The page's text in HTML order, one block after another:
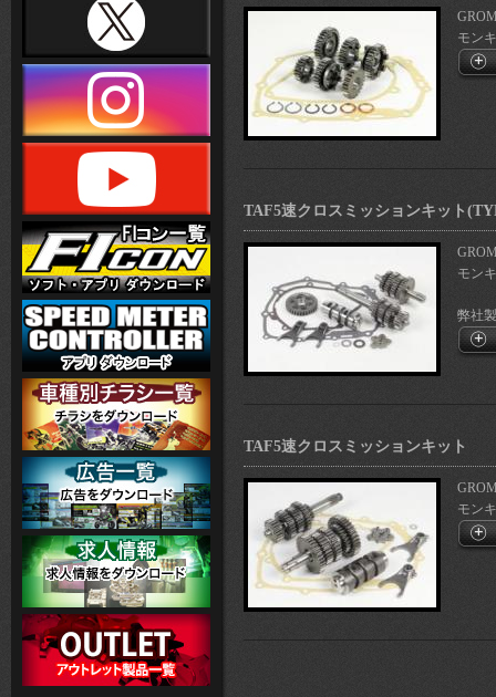
モン
TAF5速クロスミッションキット
モン
弊社
TAF5速クロスミッションキット
モン